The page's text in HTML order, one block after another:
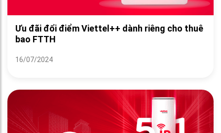
Ưu đãi đổi điểm Viettel++ dành riêng cho thuê
bao FTTH
16/07/2024